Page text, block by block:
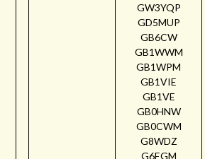
GW3YQP
GD5MUP
GB6CW
GB1WWM
GB1WPM
GB1VIE
GB1VE
GB0HNW
GB0CWM
G8WDZ
G6EGM